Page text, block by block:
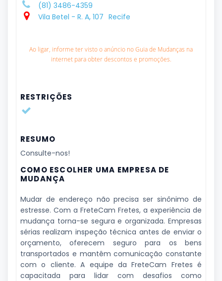
(81) 3486-4359
Vila Betel - R. A, 107 Recife
Ao ligar, informe ter visto o anúncio no Guia de Mudanças na
internet para obter descontos e promoções.
RESTRIÇÕES
RESUMO
Consulte-nos!
COMO ESCOLHER UMA EMPRESA DE
MUDANÇA
Mudar de endereço não precisa ser sinônimo de
estresse. Com a FreteCam Fretes, a experiência de
mudança torna-se segura e organizada. Empresas
sérias realizam inspeção técnica antes de enviar o
orçamento, oferecem seguro para os bens
transportados e mantêm comunicação constante
com o cliente. A equipe da FreteCam Fretes é
capacitada para lidar com desafios como